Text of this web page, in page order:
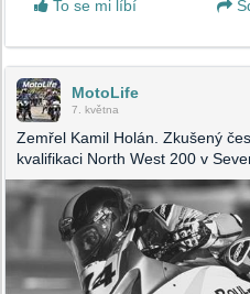
To se mi líbí
MotoLife
7. května
Zemřel Kamil Holán. Zkušený
kvalifikaci North West 200 v